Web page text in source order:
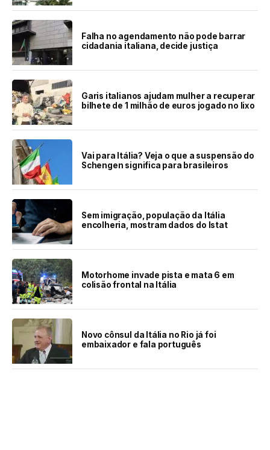
Falha no agendamento não pode barrar
cidadania italiana, decide justiça
Garis italianos ajudam mulher a recuperar
bilhete de 1 milhão de euros jogado no lixo
Vai para Itália? Veja o que a suspensão do
Schengen significa para brasileiros
Sem imigração, população da Itália
encolheria, mostram dados do Istat
Motorhome invade pista e mata 6 em
colisão frontal na Itália
Novo cônsul da Itália no Rio já foi
embaixador e fala português